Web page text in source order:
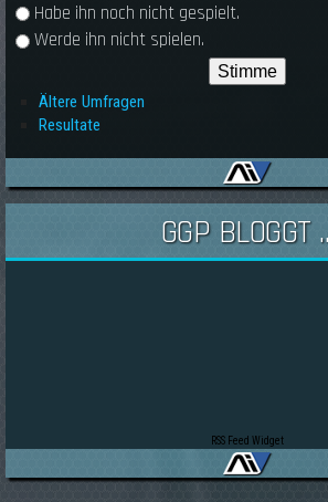
Habe ihn noch nicht gespielt.
Werde ihn nicht spielen.
Ältere Umfragen
Resultate
GGP BLOGGT
RSS Feed Widget